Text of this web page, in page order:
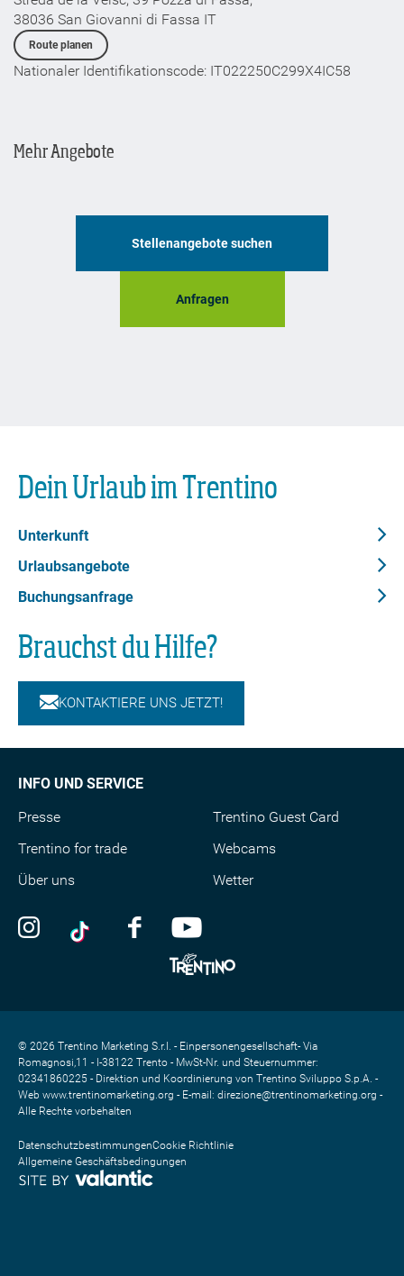
Dein Urlaub im Trentino
Unterkunft
Urlaubsangebote
Buchungsanfrage
Brauchst du Hilfe?
KONTAKTIERE UNS JETZT!
INFO UND SERVICE
Presse
Trentino for trade
Über uns
Trentino Guest Card
Webcams
Wetter
© 2026 Trentino Marketing S.r.l. - Einpersonengesellschaft- Via
Romagnosi,11 - I-38122 Trento - MwSt-Nr. und Steuernummer:
02341860225 - Direktion und Koordinierung von Trentino Sviluppo S.p.A. -
Web www.trentinomarketing.org - E-mail: direzione@trentinomarketing.org -
Alle Rechte vorbehalten
DatenschutzbestimmungenCookie Richtlinie
Allgemeine Geschäftsbedingungen